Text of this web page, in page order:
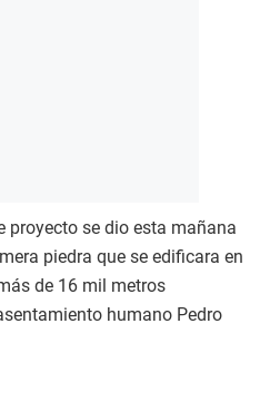
proyecto se dio esta mañana
piedra que se edificara en
de 16 mil metros
humano Pedro